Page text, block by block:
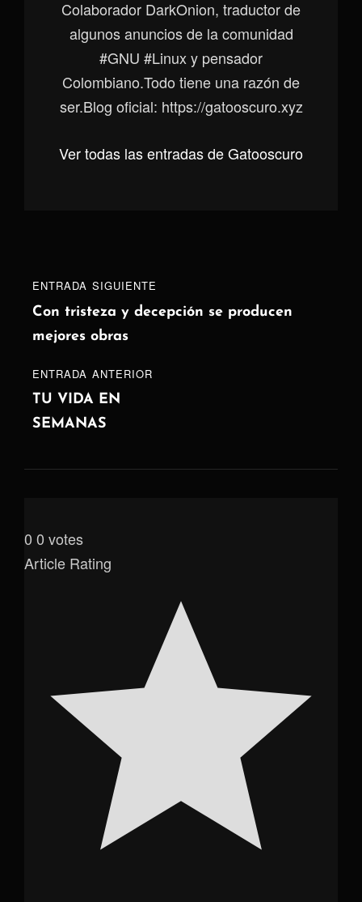
Colaborador DarkOnion, traductor de
algunos anuncios de la comunidad
#GNU #Linux y pensador
Colombiano.Todo tiene una razón de
ser.Blog oficial: https://gatooscuro.xyz
Ver todas las entradas de Gatooscuro
Navegación
de
entradas
ENTRADA
ANTERIOR
ENTRADA ANTERIOR
TU VIDA EN
SEMANAS
Entrada
siguiente
ENTRADA SIGUIENTE
Con tristeza y decepción se producen
mejores obras
0 0 votes
Article Rating